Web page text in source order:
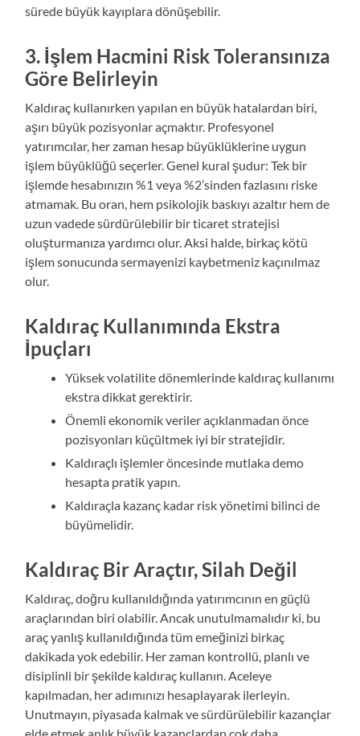
sürede büyük kayıplara dönüşebilir.
3. İşlem Hacmini Risk Toleransınıza
Göre Belirleyin
Kaldıraç kullanırken yapılan en büyük hatalardan biri,
aşırı büyük pozisyonlar açmaktır. Profesyonel
yatırımcılar, her zaman hesap büyüklüklerine uygun
işlem büyüklüğü seçerler. Genel kural şudur: Tek bir
işlemde hesabınızın %1 veya %2’sinden fazlasını riske
atmamak. Bu oran, hem psikolojik baskıyı azaltır hem de
uzun vadede sürdürülebilir bir ticaret stratejisi
oluşturmanıza yardımcı olur. Aksi halde, birkaç kötü
işlem sonucunda sermayenizi kaybetmeniz kaçınılmaz
olur.
Kaldıraç Kullanımında Ekstra
İpuçları
Yüksek volatilite dönemlerinde kaldıraç kullanımı
ekstra dikkat gerektirir.
Önemli ekonomik veriler açıklanmadan önce
pozisyonları küçültmek iyi bir stratejidir.
Kaldıraçlı işlemler öncesinde mutlaka demo
hesapta pratik yapın.
Kaldıraçla kazanç kadar risk yönetimi bilinci de
büyümelidir.
Kaldıraç Bir Araçtır, Silah Değil
Kaldıraç, doğru kullanıldığında yatırımcının en güçlü
araçlarından biri olabilir. Ancak unutulmamalıdır ki, bu
araç yanlış kullanıldığında tüm emeğinizi birkaç
dakikada yok edebilir. Her zaman kontrollü, planlı ve
disiplinli bir şekilde kaldıraç kullanın. Aceleye
kapılmadan, her adımınızı hesaplayarak ilerleyin.
Unutmayın, piyasada kalmak ve sürdürülebilir kazançlar